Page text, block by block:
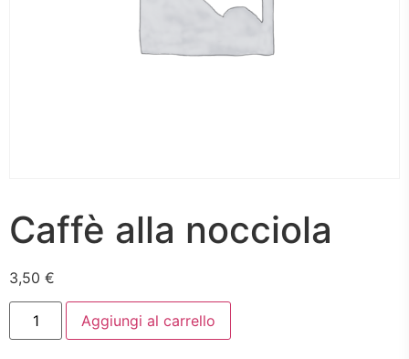
Caffè alla nocciola
3,50 €
Caffè
nocciola
Aggiungi al carrello